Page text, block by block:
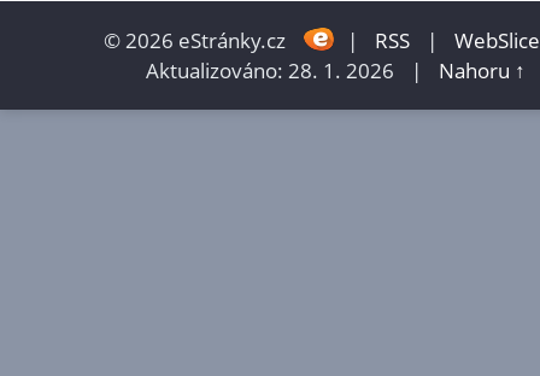
© 2026 eStránky.cz | RSS |
WebSlice
Aktualizováno: 28. 1. 2026
| Nahoru ↑